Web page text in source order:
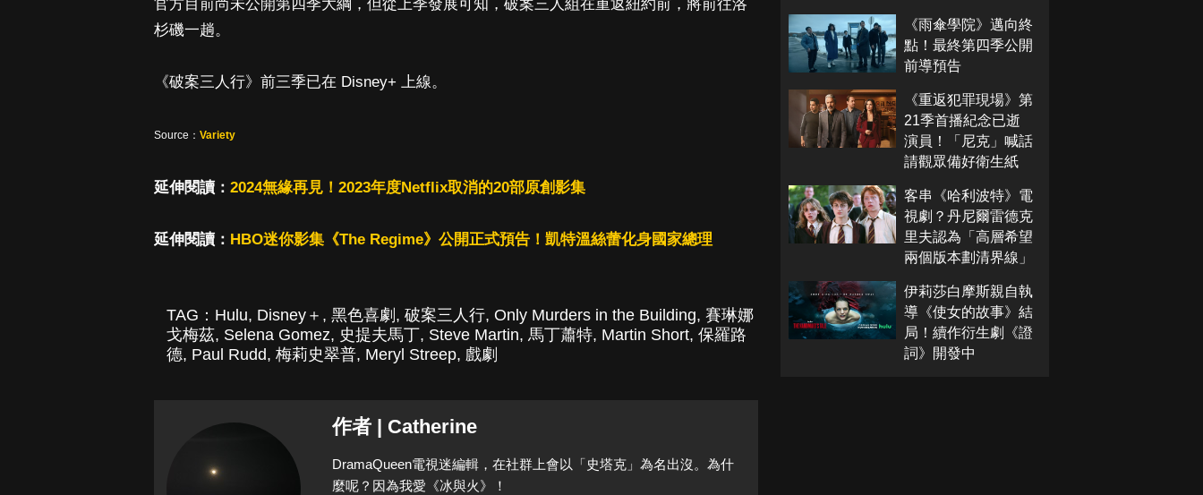
官方目前尚未公開第四季大綱，但從上季發展可知，破案三人組在重返紐約前，將前往洛
杉磯一趟。
《破案三人行》前三季已在 Disney+ 上線。
Source： Variety
延伸閱讀： 2024無緣再見！2023年度Netflix取消的20部原創影集
延伸閱讀： HBO迷你影集《The Regime》公開正式預告！凱特溫絲蕾化身國家總理
TAG： Hulu, Disney＋ , 黑色喜劇 , 破案三人行, Only Murders in the Building, 賽琳娜
戈梅茲, Selena Gomez, 史提夫馬丁, Steve Martin, 馬丁蕭特, Martin Short, 保羅路
德, Paul Rudd, 梅莉史翠普, Meryl Streep, 戲劇
作者 | Catherine
DramaQueen電視迷編輯，在社群上會以「史塔克」為名出沒。為什
麼呢？因為我愛《冰與火》！
《雨傘學院》邁向終
點！最終第四季公開
前導預告
《重返犯罪現場》第
21季首播紀念已逝
演員！「尼克」喊話
請觀眾備好衛生紙
客串《哈利波特》電
視劇？丹尼爾雷德克
里夫認為「高層希望
兩個版本劃清界線」
伊莉莎白摩斯親自執
導《使女的故事》結
局！續作衍生劇《證
詞》開發中